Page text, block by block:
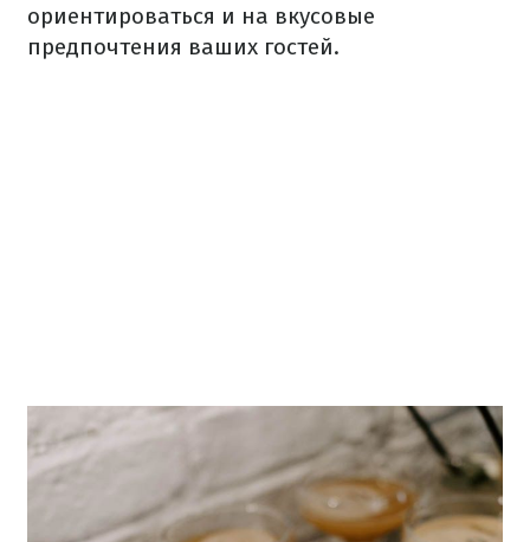
ориентироваться и на вкусовые
предпочтения ваших гостей.